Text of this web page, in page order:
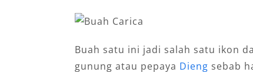
Buah satu ini jadi salah satu ikon
gunung atau pepaya Dieng sebab